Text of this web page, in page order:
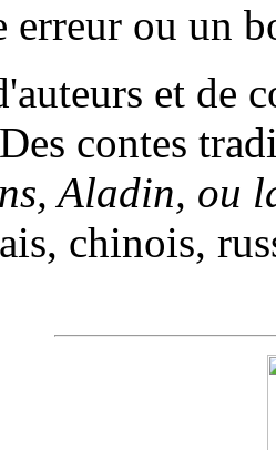
erreur ou un
et de
contes
Aladin, ou
chinois,